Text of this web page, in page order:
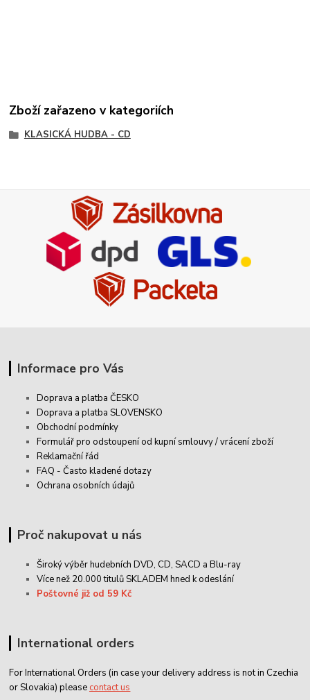
Zboží zařazeno v kategoriích
KLASICKÁ HUDBA - CD
Informace pro Vás
Doprava a platba ČESKO
Doprava a platba SLOVENSKO
Obchodní podmínky
Formulář pro odstoupení od kupní smlouvy / vrácení zboží
Reklamační řád
FAQ - Často kladené dotazy
Ochrana osobních údajů
Proč nakupovat u nás
Široký výběr hudebních DVD, CD,SACD a Blu-ray
Více než 20.000 titulů SKLADEM hned k odeslání
Poštovné již od 59 Kč
International orders
For International Orders (in case your delivery address is not in Czechia
or Slovakia) please contact us